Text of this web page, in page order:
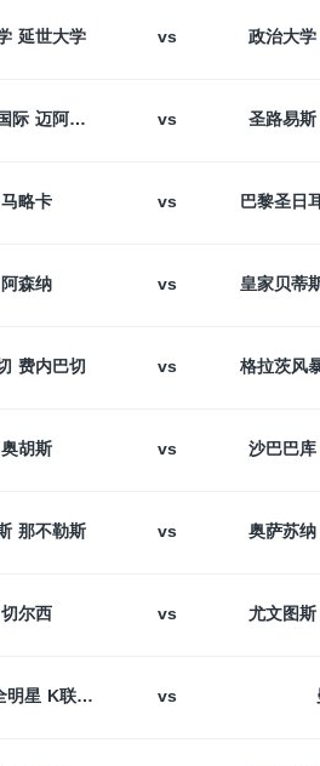
延世大学 vs 政治大学
迈阿密国际 vs 圣路易斯
马略卡 vs
阿森纳 vs
费内巴切 vs
奥胡斯 vs 沙巴巴库
那不勒斯 vs 奥萨苏纳
切尔西 vs 尤文图斯
K联赛全明星 vs